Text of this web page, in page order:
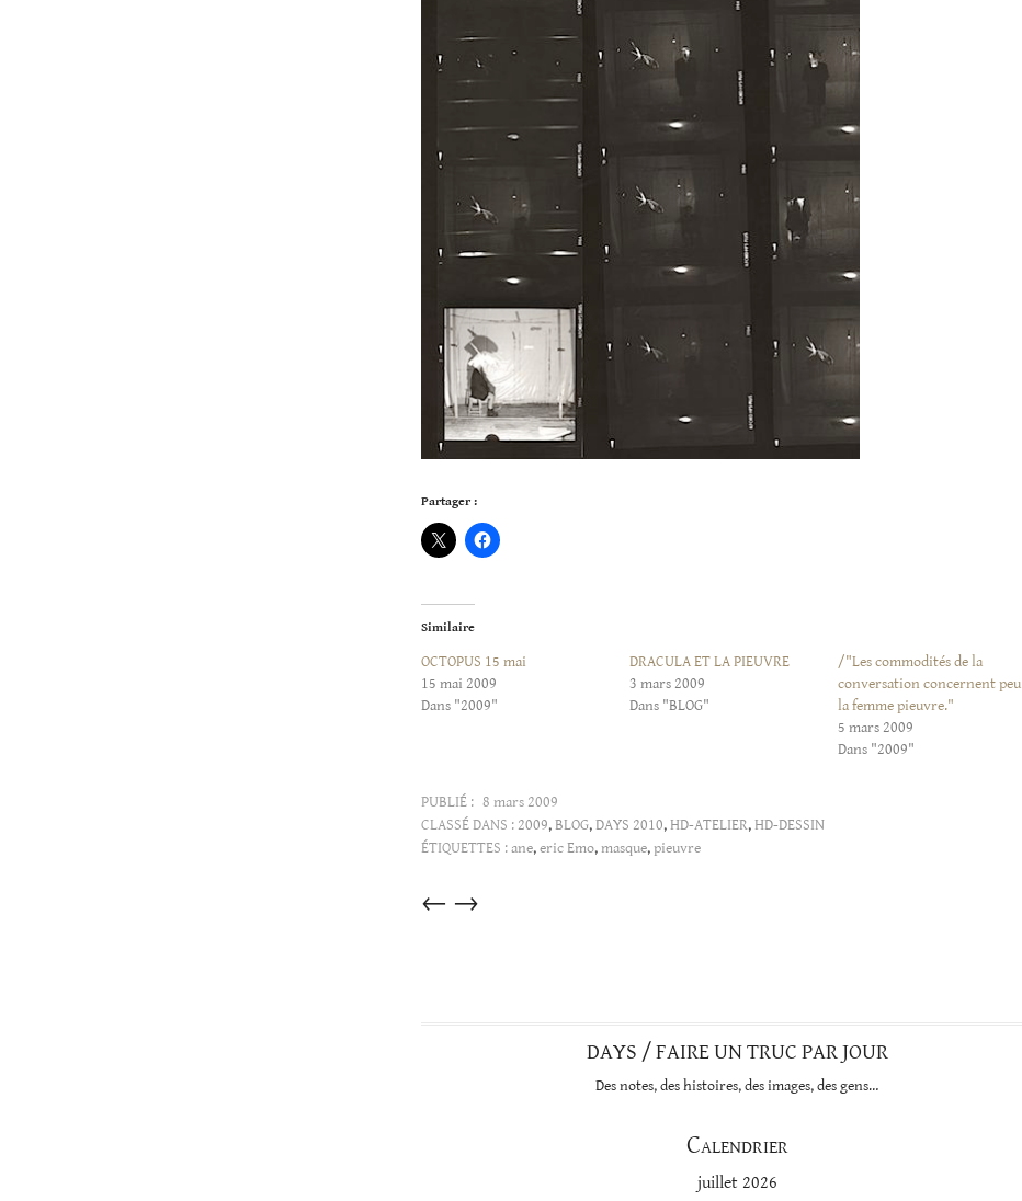
Partager :
Similaire
OCTOPUS 15 mai
15 mai 2009
Dans "2009"
DRACULA ET LA PIEUVRE
3 mars 2009
Dans "BLOG"
/"Les commodités de la
conversation concernent peu
la femme pieuvre."
5 mars 2009
Dans "2009"
PUBLIÉ : 8 mars 2009
CLASSÉ DANS : 2009,BLOG,DAYS 2010,HD-ATELIER,HD-DESSIN
ÉTIQUETTES :ane,eric Emo,masque,pieuvre
Articles
→
←
DAYS / FAIRE UN TRUC PAR JOUR
Des notes, des histoires, des images, des gens…
Calendrier
juillet 2026